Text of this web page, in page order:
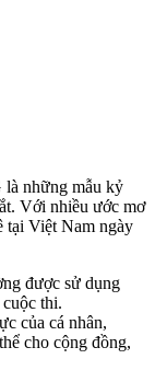
là những mẫu kỷ
Với nhiều ước mơ
tại Việt Nam ngày
được sử dụng
thi.
của cá nhân,
cho cộng đồng,